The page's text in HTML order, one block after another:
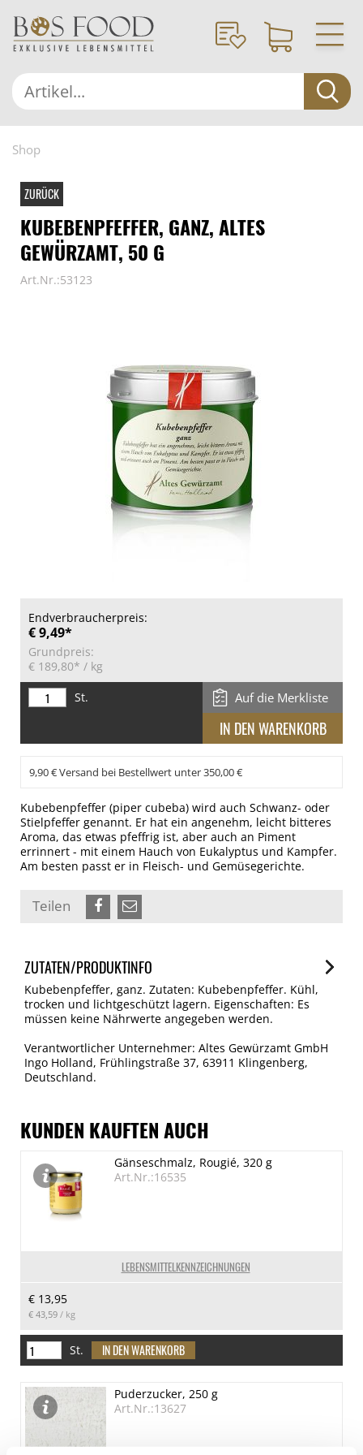
Shop
ZURÜCK
KUBEBENPFEFFER, GANZ, ALTES
GEWÜRZAMT, 50 G
Art.Nr.:53123
Endverbraucherpreis:
€ 9,49*
Grundpreis:
€ 189,80* / kg
St.
Auf die Merkliste
9,90 € Versand bei Bestellwert unter 350,00 €
Kubebenpfeffer (piper cubeba) wird auch Schwanz- oder
Stielpfeffer genannt. Er hat ein angenehm, leicht bitteres
Aroma, das etwas pfeffrig ist, aber auch an Piment
errinnert - mit einem Hauch von Eukalyptus und Kampfer.
Am besten passt er in Fleisch- und Gemüsegerichte.
Teilen
ZUTATEN/PRODUKTINFO
Kubebenpfeffer, ganz. Zutaten: Kubebenpfeffer. Kühl,
trocken und lichtgeschützt lagern. Eigenschaften: Es
müssen keine Nährwerte angegeben werden.
Verantwortlicher Unternehmer: Altes Gewürzamt GmbH
Ingo Holland, Frühlingstraße 37, 63911 Klingenberg,
Deutschland.
KUNDEN KAUFTEN AUCH
LEBENSMITTELKENNZEICHNUNGEN
Gänseschmalz, Rougié, 320 g
Art.Nr.:16535
€ 13,95
€ 43,59 / kg
St.
Puderzucker, 250 g
Art.Nr.:13627